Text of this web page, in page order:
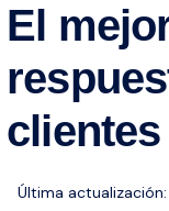
El
clientes
Última